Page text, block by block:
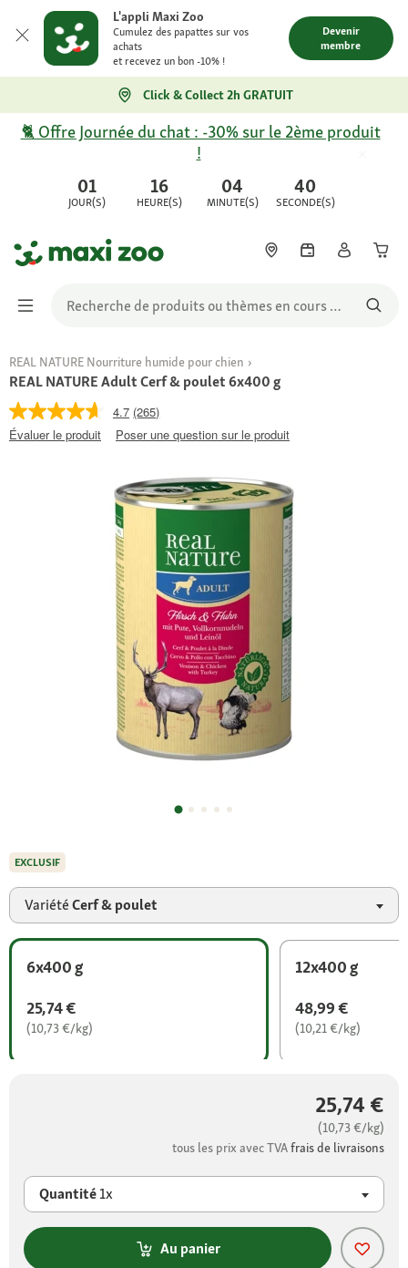
L'appli Maxi Zoo
Cumulez des papattes sur vos
achats
et recevez un bon -10% !
Devenir
membre
Click & Collect 2h GRATUIT
01
JOUR(S)
16
HEURE(S)
04
MINUTE(S)
40
SECONDE(S)
🐈 Offre Journée du chat : -30% sur le 2ème produit
!
REAL NATURE Nourriture humide pour chien
REAL NATURE Adult Cerf & poulet 6x400 g
4.7 (265)
Évaluer le produit
Poser une question sur le produit
VariétéCerf & poulet
6x400 g
25,74 €
(10,73 €/kg)
12x400 g
48,99 €
(10,21 €/kg)
25,74 €
(10,73 €/kg)
tous les prix avec TVAfrais de livraisons
Quantité1x
Au panier
EXCLUSIF